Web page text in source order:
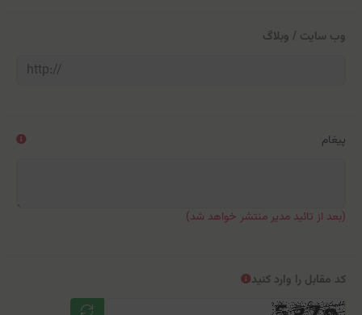
وب سایت / وبلاگ
پیغام
(بعد از تائید مدیر منتشر خواهد شد)
کد مقابل را وارد کنید